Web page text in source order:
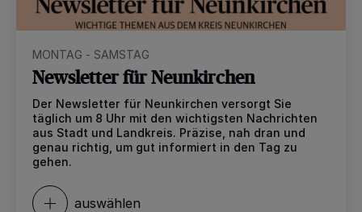
MONTAG - SAMSTAG
Newsletter für Neunkirchen
Der Newsletter für Neunkirchen versorgt Sie
täglich um 8 Uhr mit den wichtigsten Nachrichten
aus Stadt und Landkreis. Präzise, nah dran und
genau richtig, um gut informiert in den Tag zu
gehen.
auswählen